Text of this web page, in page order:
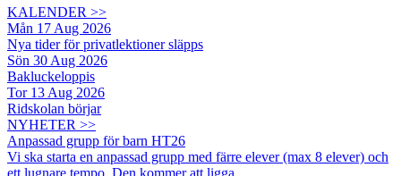
KALENDER >>
Mån 17 Aug 2026
Nya tider för privatlektioner släpps
Sön 30 Aug 2026
Bakluckeloppis
Tor 13 Aug 2026
Ridskolan börjar
NYHETER >>
Anpassad grupp för barn HT26
Vi ska starta en anpassad grupp med färre elever (max 8 elever) och
ett lugnare tempo. Den kommer att ligga…